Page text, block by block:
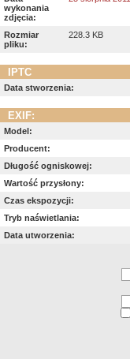
wykonania
zdjęcia:
Rozmiar
pliku:
228.3 KB
IPTC
Data stworzenia:
EXIF:
Model:
Producent:
Długość ogniskowej:
Wartość przysłony:
Czas ekspozycji:
Tryb naświetlania:
Data utworzenia: